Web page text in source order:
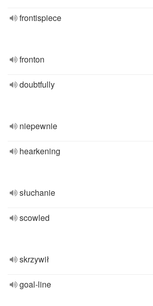
frontispiece
fronton
doubtfully
niepewnie
hearkening
słuchanie
scowled
skrzywił
goal-line